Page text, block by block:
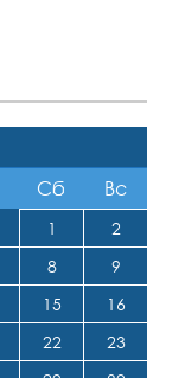
Сб Вс
1
2
8
9
15
16
22
23